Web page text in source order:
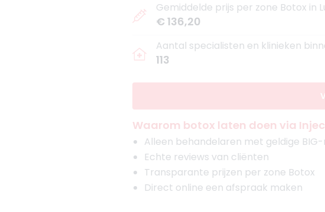
Gemiddelde prijs per zone Botox in
€ 136,20
Aantal specialisten en klinieken
113
Waarom botox laten doen via
Alleen behandelaren met geldige
Echte reviews van cliënten
Transparante prijzen per zone Botox
Direct online een afspraak maken